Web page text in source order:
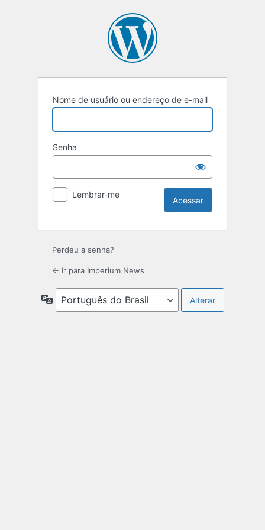
Nome de usuário ou endereço de e-mail
Senha
Lembrar-me
Perdeu a senha?
← Ir para Imperium News
Idioma